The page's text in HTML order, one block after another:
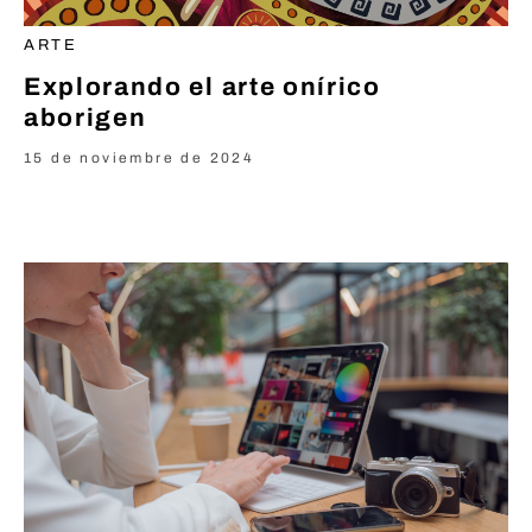
ARTE
Explorando el arte onírico
aborigen
15 de noviembre de 2024